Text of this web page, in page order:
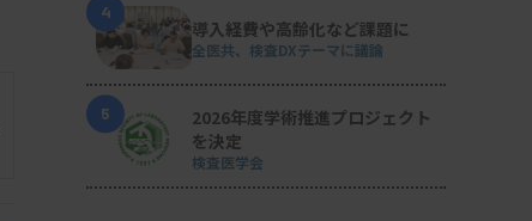
4
導入経費や高齢化など課題に
全医共、検査DXテーマに議論
5
2026年度学術推進プロジェクト
を決定
検査医学会